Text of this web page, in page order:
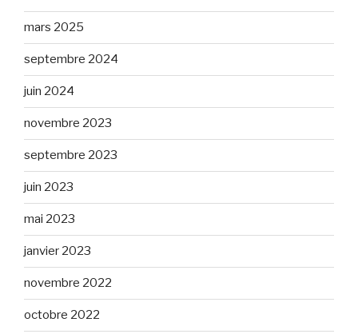
mars 2025
septembre 2024
juin 2024
novembre 2023
septembre 2023
juin 2023
mai 2023
janvier 2023
novembre 2022
octobre 2022